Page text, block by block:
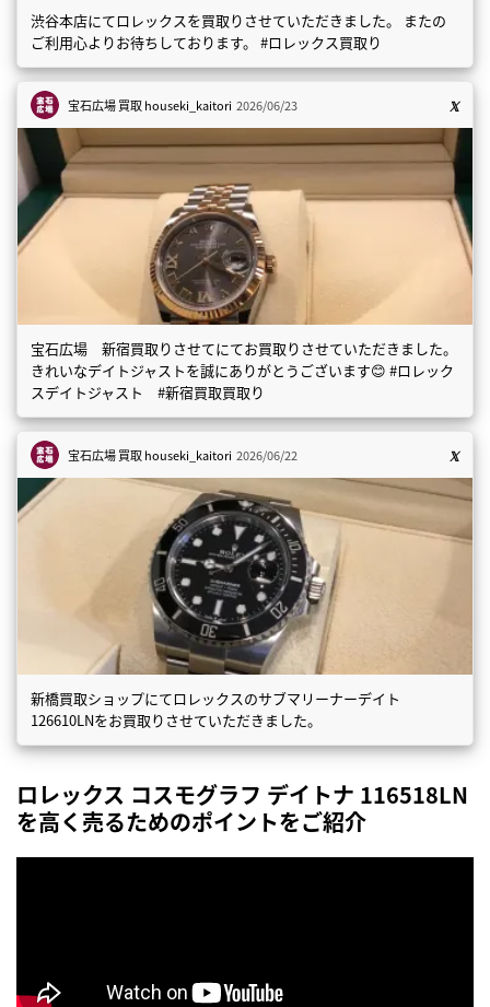
渋谷本店にてロレックスを買取りさせていただきました。 またの
ご利用心よりお待ちしております。 #ロレックス買取り
宝石広場 買取houseki_kaitori 2026/06/23
宝石広場 新宿買取りさせてにてお買取りさせていただきました。
きれいなデイトジャストを誠にありがとうございます😊 #ロレック
スデイトジャスト #新宿買取買取り
宝石広場 買取houseki_kaitori 2026/06/22
新橋買取ショップにてロレックスのサブマリーナーデイト
126610LNをお買取りさせていただきました。
ロレックス コスモグラフ デイトナ 116518LN
を高く売るためのポイントをご紹介